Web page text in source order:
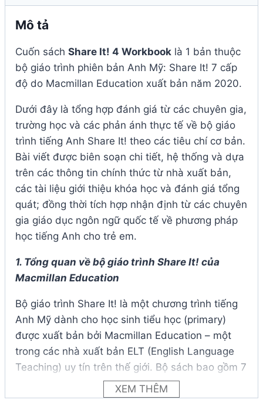
Mô tả
Cuốn sách Share It! 4 Workbook là 1 bản thuộc
bộ giáo trình phiên bản Anh Mỹ: Share It! 7 cấp
độ do Macmillan Education xuất bản năm 2020.
Dưới đây là tổng hợp đánh giá từ các chuyên gia,
trường học và các phản ánh thực tế về bộ giáo
trình tiếng Anh Share It! theo các tiêu chí cơ bản.
Bài viết được biên soạn chi tiết, hệ thống và dựa
trên các thông tin chính thức từ nhà xuất bản,
các tài liệu giới thiệu khóa học và đánh giá tổng
quát; đồng thời tích hợp nhận định từ các chuyên
gia giáo dục ngôn ngữ quốc tế về phương pháp
học tiếng Anh cho trẻ em.
1. Tổng quan về bộ giáo trình Share It! của
Macmillan Education
Bộ giáo trình Share It! là một chương trình tiếng
Anh Mỹ dành cho học sinh tiểu học (primary)
được xuất bản bởi Macmillan Education – một
trong các nhà xuất bản ELT (English Language
Teaching) uy tín trên thế giới. Bộ sách bao gồm 7
cấp độ từ Starter đến Level 6, nhắm đến học
sinh từ 6–12 tuổi, tương đương các mức trình độ
XEM THÊM